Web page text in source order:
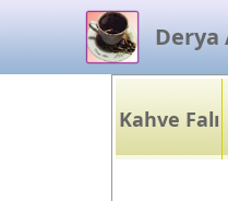
Derya
Kahve Falı